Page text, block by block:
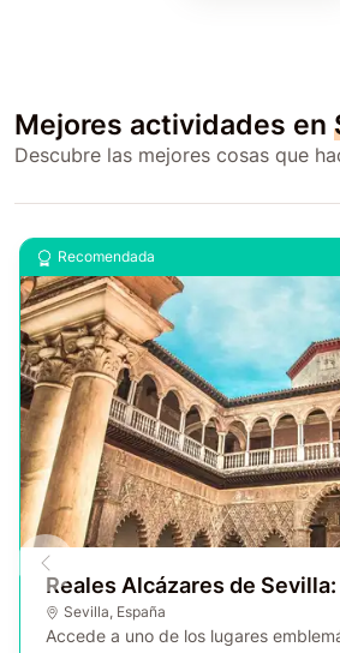
Mejores actividades en
Descubre las mejores cosas que
Recomendada
Reales Alcázares de
Sevilla, España
Accede a uno de los lugares